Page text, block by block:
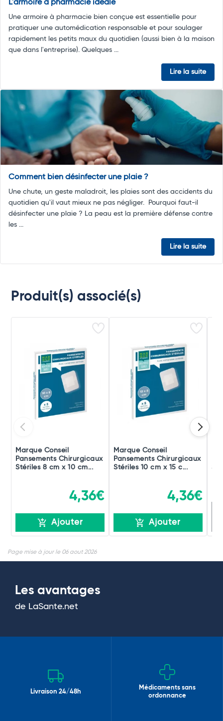
L'armoire à pharmacie idéale
Une armoire à pharmacie bien conçue est essentielle pour
pratiquer une automédication responsable et pour soulager
rapidement les petits maux du quotidien (aussi bien à la maison
que dans l'entreprise). Quelques ...
Lire la suite
Comment bien désinfecter une plaie ?
Une chute, un geste maladroit, les plaies sont des accidents du
quotidien qu'il vaut mieux ne pas négliger. Pourquoi faut-il
désinfecter une plaie ? La peau est la première défense contre
les ...
Lire la suite
Produit(s) associé(s)
Marque Conseil
Pansements Chirurgicaux
Stériles 8 cm x 10 cm...
4,36€
Ajouter
Marque Conseil
Pansements Chirurgicaux
Stériles 10 cm x 15 c...
4,36€
Ajouter
Page mise à jour le 06 aout 2026
Les avantages
de LaSante.net
Livraison 24/48h
Médicaments sans
ordonnance